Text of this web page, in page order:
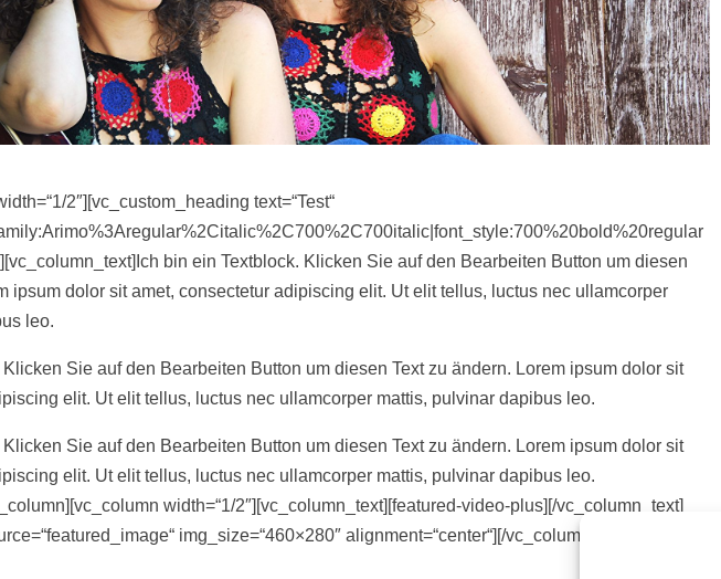
2″][vc_custom_heading text=“Test“
bin ein Textblock. Klicken Sie auf den Bearbeiten Button um diesen
ipsum dolor sit amet, consectetur adipiscing elit. Ut elit tellus, luctus nec ullamcorper
leo.
Klicken Sie auf den Bearbeiten Button um diesen Text zu ändern. Lorem ipsum dolor sit
elit. Ut elit tellus, luctus nec ullamcorper mattis, pulvinar dapibus leo.
Klicken Sie auf den Bearbeiten Button um diesen Text zu ändern. Lorem ipsum dolor sit
elit. Ut elit tellus, luctus nec ullamcorper mattis, pulvinar dapibus leo.
width=“1/2″][vc_column_text][featured-video-plus][/vc_column_text]
img_size=“460×280″ alignment=“center“][/vc_column][/vc_row]